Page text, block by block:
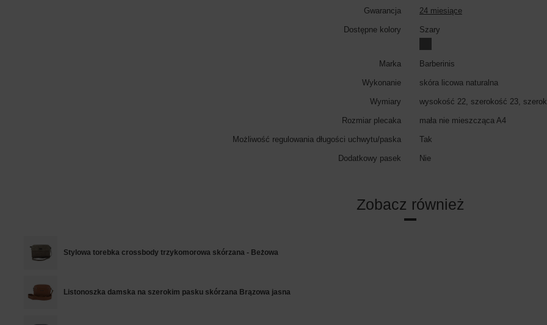
Gwarancja 24 miesiące
Dostępne kolory Szary
Marka Barberinis
Wykonanie skóra licowa naturalna
Wymiary wysokość 22, szerokość 23,
Rozmiar plecaka mała nie mieszcząca A4
Możliwość regulowania długości uchwytu/paska Tak
Dodatkowy pasek Nie
Zobacz również
Stylowa torebka crossbody trzykomorowa skórzana - Beżowa
Listonoszka damska na szerokim pasku skórzana Brązowa jasna